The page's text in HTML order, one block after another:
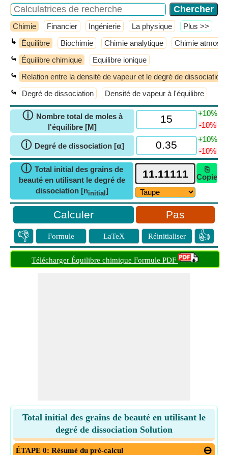
Chimie Financier Ingénierie La physique ​Plus >>
↳ Équilibre Biochimie Chimie analytique Chimie
⤿ Équilibre chimique Equilibre ionique
⤿ Relation entre la densité de vapeur et le degré de dissociation
⤿ Degré de dissociation Densité de vapeur à l'équilibre
ⓘ Nombre total de moles à
l'équilibre [M]
+10%
-10%
ⓘ Degré de dissociation [𝝰]
+10%
-10%
ⓘ Total initial des grains de
beauté en utilisant le degré de
dissociation [ninitial ]
⎘
Copie
Pas
👎 Formule LaTeX Réinitialiser 👍
Télécharger Équilibre chimique Formule PDF
Total initial des grains de beauté en utilisant le
degré de dissociation Solution
ÉTAPE 0: Résumé du pré-calcul